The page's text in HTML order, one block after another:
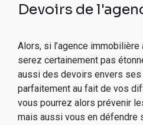
Devoirs de
Alors, si l’agence
serez certainement pas
aussi des devoirs envers ses
parfaitement au fait de vos
vous pourrez alors prévenir
mais aussi vous en défendre